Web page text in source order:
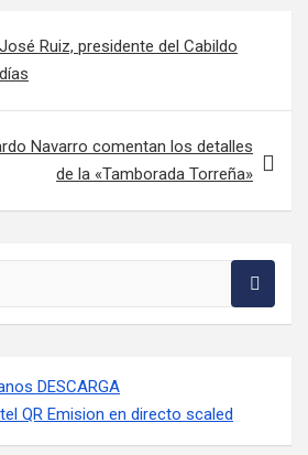
Ruiz, presidente del Cabildo
Navarro comentan los detalles
de la «Tamborada Torreña»